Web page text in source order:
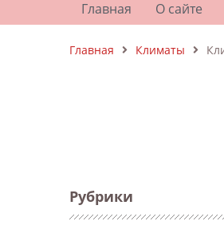
Главная О сайте
Главная Климаты
Рубрики